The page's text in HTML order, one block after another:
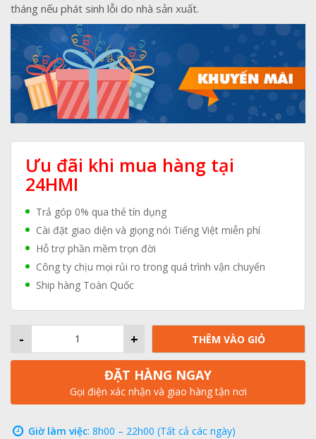
tháng nếu phát sinh lỗi do nhà sản xuất.
Ưu đãi khi mua hàng tại
24HMI
Trả góp 0% qua thẻ tín dụng
Cài đặt giao diện và giọng nói Tiếng Việt miễn phí
Hỗ trợ phần mềm trọn đời
Công ty chịu mọi rủi ro trong quá trình vận chuyển
Ship hàng Toàn Quốc
+
- THÊM VÀO GIỎ
ĐẶT HÀNG NGAY
Gọi điện xác nhận và giao hàng tận nơi
Giờ làm việc: 8h00 – 22h00 (Tất cả các ngày)